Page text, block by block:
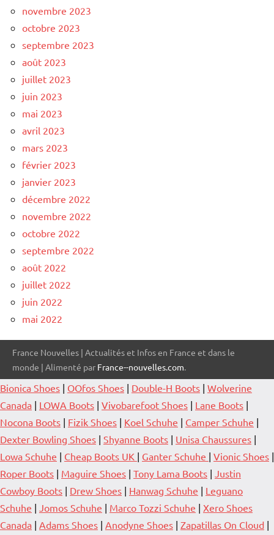
novembre 2023
octobre 2023
septembre 2023
août 2023
juillet 2023
juin 2023
mai 2023
avril 2023
mars 2023
février 2023
janvier 2023
décembre 2022
novembre 2022
octobre 2022
septembre 2022
août 2022
juillet 2022
juin 2022
mai 2022
France Nouvelles | Actualités et Infos en France et dans le
monde | Alimenté par France--nouvelles.com.
Bionica Shoes | OOfos Shoes | Double-H Boots | Wolverine
Canada | LOWA Boots | Vivobarefoot Shoes | Lane Boots |
Nocona Boots | Fizik Shoes | Koel Schuhe | Camper Schuhe |
Dexter Bowling Shoes | Shyanne Boots | Unisa Chaussures |
Lowa Schuhe | Cheap Boots UK | Ganter Schuhe | Vionic Shoes |
Roper Boots | Maguire Shoes | Tony Lama Boots | Justin
Cowboy Boots | Drew Shoes | Hanwag Schuhe | Leguano
Schuhe | Jomos Schuhe | Marco Tozzi Schuhe | Xero Shoes
Canada | Adams Shoes | Anodyne Shoes | Zapatillas On Cloud |